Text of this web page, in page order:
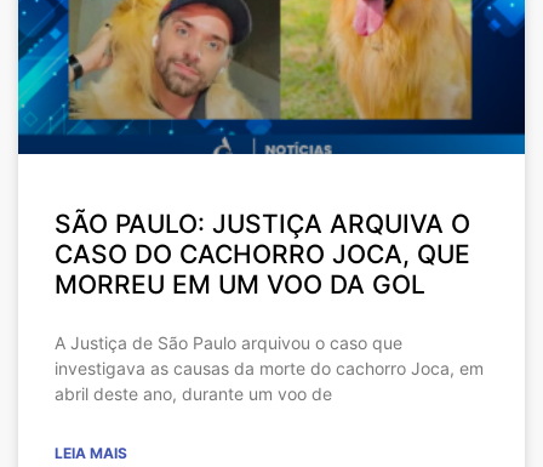
SÃO PAULO: JUSTIÇA ARQUIVA O
CASO DO CACHORRO JOCA, QUE
MORREU EM UM VOO DA GOL
A Justiça de São Paulo arquivou o caso que
investigava as causas da morte do cachorro Joca, em
abril deste ano, durante um voo de
LEIA MAIS